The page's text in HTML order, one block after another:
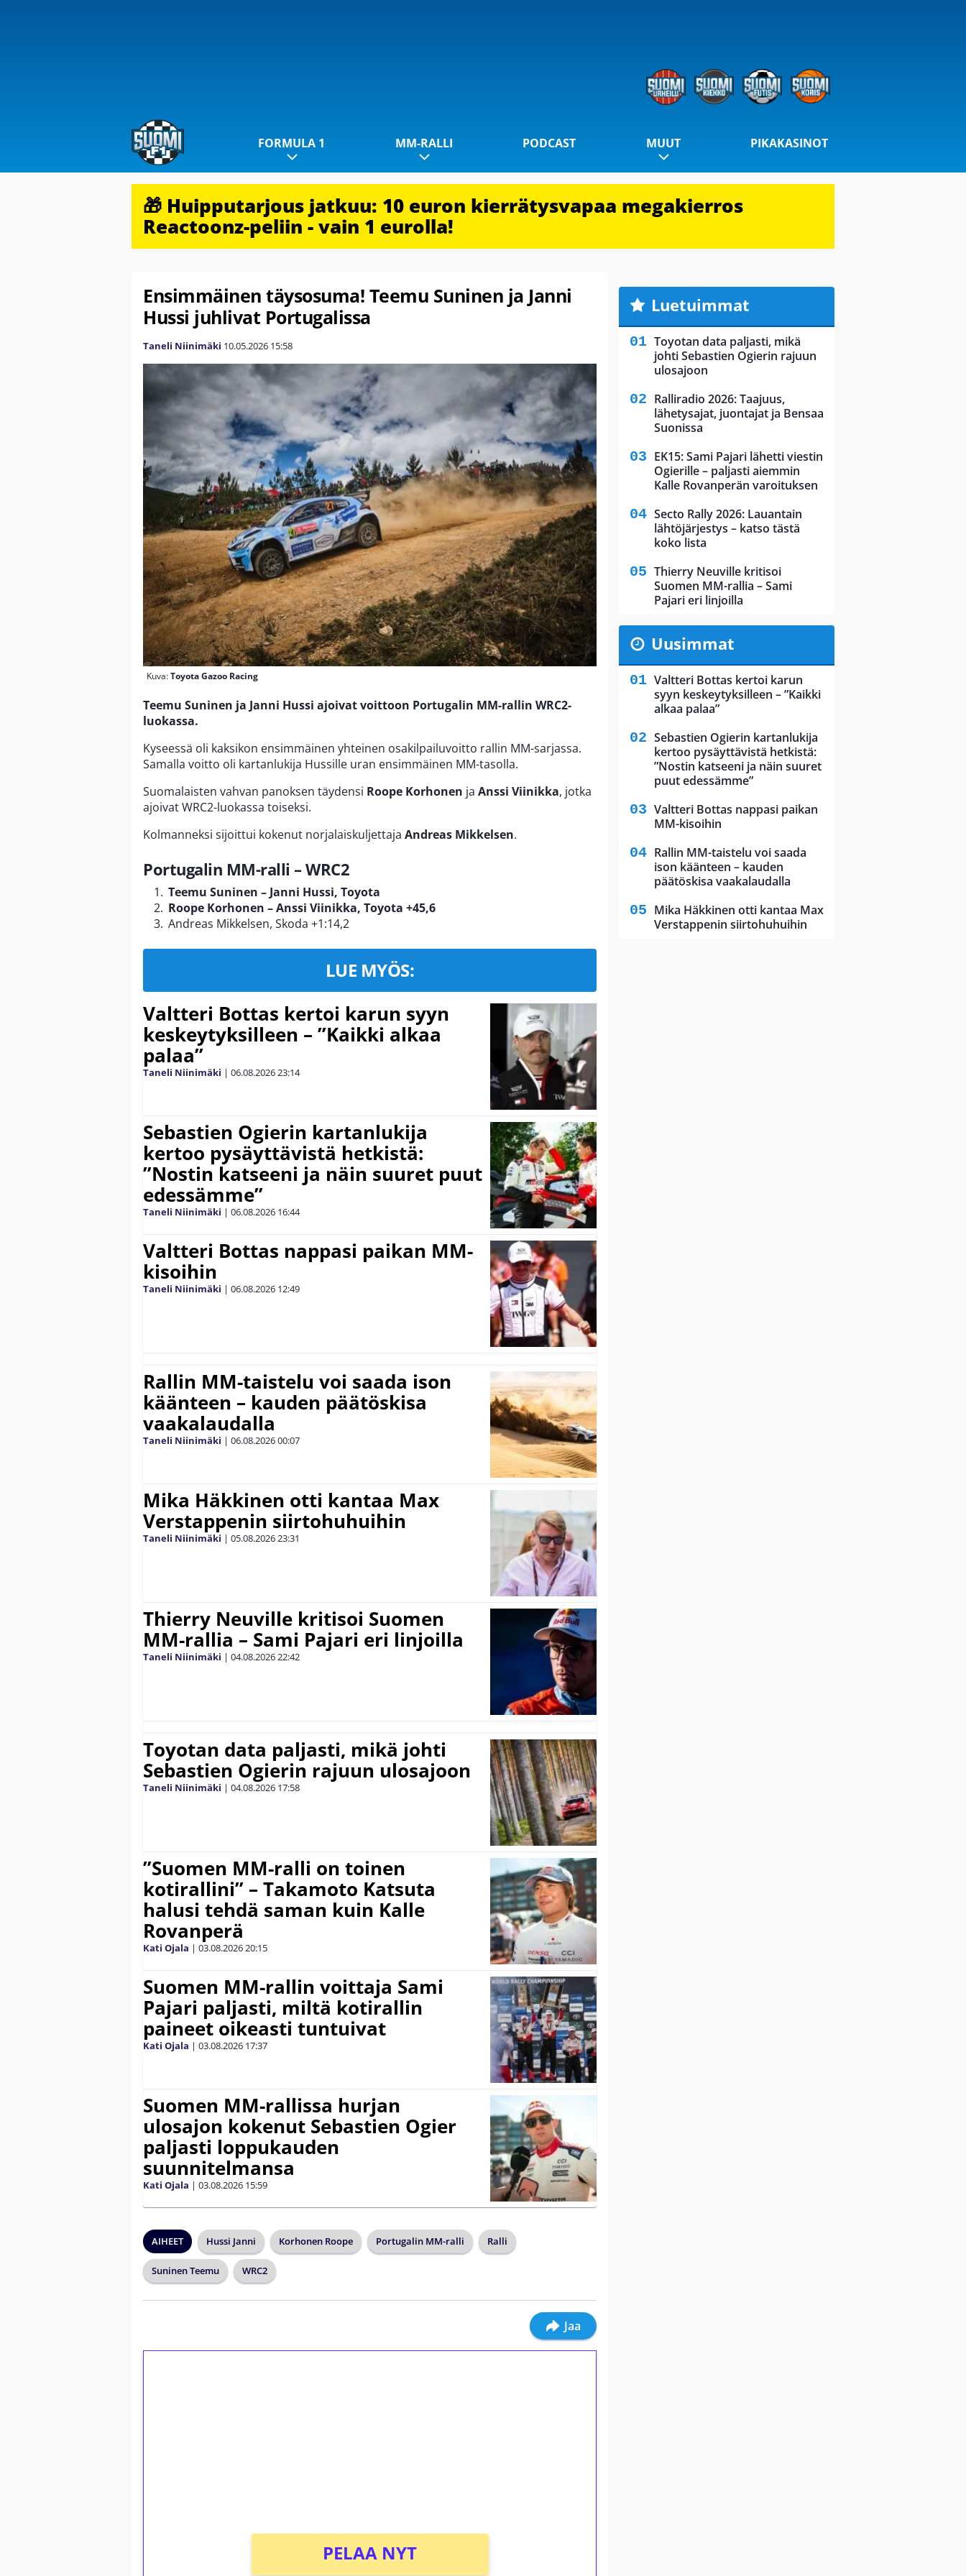
FORMULA 1 MM-RALLI PODCAST MUUT PIKAKASINOT
🎁 Huipputarjous jatkuu: 10 euron kierrätysvapaa megakierros
Reactoonz-peliin - vain 1 eurolla!
Ensimmäinen täysosuma! Teemu Suninen ja Janni
Hussi juhlivat Portugalissa
Taneli Niinimäki 10.05.2026 15:58
Kuva:Toyota Gazoo Racing
Teemu Suninen ja Janni Hussi ajoivat voittoon Portugalin MM-rallin WRC2-
luokassa.
Kyseessä oli kaksikon ensimmäinen yhteinen osakilpailuvoitto rallin MM-sarjassa.
Samalla voitto oli kartanlukija Hussille uran ensimmäinen MM-tasolla.
Suomalaisten vahvan panoksen täydensi Roope Korhonen ja Anssi Viinikka, jotka
ajoivat WRC2-luokassa toiseksi.
Kolmanneksi sijoittui kokenut norjalaiskuljettaja Andreas Mikkelsen.
Portugalin MM-ralli – WRC2
Teemu Suninen – Janni Hussi, Toyota
Roope Korhonen – Anssi Viinikka, Toyota +45,6
Andreas Mikkelsen, Skoda +1:14,2
LUE MYÖS:
Valtteri Bottas kertoi karun syyn
keskeytyksilleen – ”Kaikki alkaa
palaa”
Taneli Niinimäki | 06.08.202623:14
Sebastien Ogierin kartanlukija
kertoo pysäyttävistä hetkistä:
”Nostin katseeni ja näin suuret puut
edessämme”
Taneli Niinimäki | 06.08.2026 16:44
Valtteri Bottas nappasi paikan MM-
kisoihin
Taneli Niinimäki | 06.08.2026 12:49
Rallin MM-taistelu voi saada ison
käänteen – kauden päätöskisa
vaakalaudalla
Taneli Niinimäki | 06.08.202600:07
Mika Häkkinen otti kantaa Max
Verstappenin siirtohuhuihin
Taneli Niinimäki | 05.08.202623:31
Thierry Neuville kritisoi Suomen
MM-rallia – Sami Pajari eri linjoilla
Taneli Niinimäki | 04.08.202622:42
Toyotan data paljasti, mikä johti
Sebastien Ogierin rajuun ulosajoon
Taneli Niinimäki | 04.08.2026 17:58
”Suomen MM-ralli on toinen
kotirallini” – Takamoto Katsuta
halusi tehdä saman kuin Kalle
Rovanperä
Kati Ojala | 03.08.202620:15
Suomen MM-rallin voittaja Sami
Pajari paljasti, miltä kotirallin
paineet oikeasti tuntuivat
Kati Ojala | 03.08.2026 17:37
Suomen MM-rallissa hurjan
ulosajon kokenut Sebastien Ogier
paljasti loppukauden
suunnitelmansa
Kati Ojala | 03.08.2026 15:59
AIHEET Hussi Janni Korhonen Roope Portugalin MM-ralli Ralli
Suninen Teemu WRC2
Jaa
PELAA NYT
Luetuimmat
Toyotan data paljasti, mikä
johti Sebastien Ogierin rajuun
ulosajoon
Ralliradio 2026: Taajuus,
lähetysajat, juontajat ja Bensaa
Suonissa
EK15: Sami Pajari lähetti viestin
Ogierille – paljasti aiemmin
Kalle Rovanperän varoituksen
Secto Rally 2026: Lauantain
lähtöjärjestys – katso tästä
koko lista
Thierry Neuville kritisoi
Suomen MM-rallia – Sami
Pajari eri linjoilla
Uusimmat
Valtteri Bottas kertoi karun
syyn keskeytyksilleen – ”Kaikki
alkaa palaa”
Sebastien Ogierin kartanlukija
kertoo pysäyttävistä hetkistä:
”Nostin katseeni ja näin suuret
puut edessämme”
Valtteri Bottas nappasi paikan
MM-kisoihin
Rallin MM-taistelu voi saada
ison käänteen – kauden
päätöskisa vaakalaudalla
Mika Häkkinen otti kantaa Max
Verstappenin siirtohuhuihin